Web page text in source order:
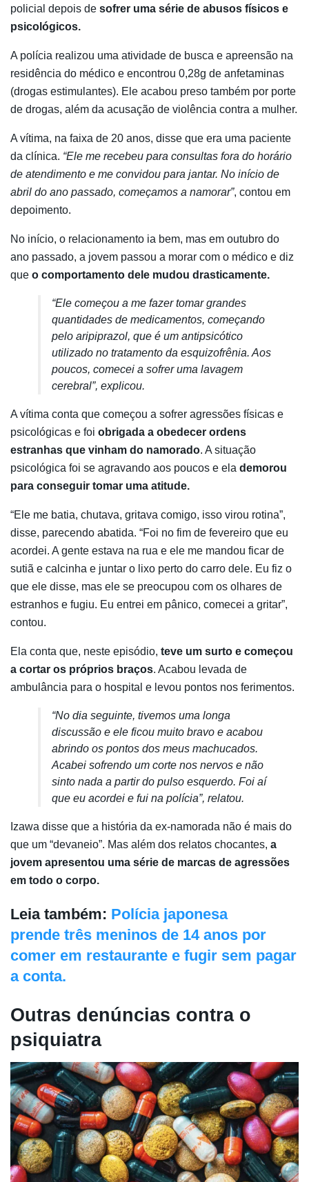
policial depois de sofrer uma série de abusos físicos e
psicológicos.
A polícia realizou uma atividade de busca e apreensão na
residência do médico e encontrou 0,28g de anfetaminas
(drogas estimulantes). Ele acabou preso também por porte
de drogas, além da acusação de violência contra a mulher.
A vítima, na faixa de 20 anos, disse que era uma paciente
da clínica. “Ele me recebeu para consultas fora do horário
de atendimento e me convidou para jantar. No início de
abril do ano passado, começamos a namorar”, contou em
depoimento.
No início, o relacionamento ia bem, mas em outubro do
ano passado, a jovem passou a morar com o médico e diz
que o comportamento dele mudou drasticamente.
“Ele começou a me fazer tomar grandes
quantidades de medicamentos, começando
pelo aripiprazol, que é um antipsicótico
utilizado no tratamento da esquizofrênia. Aos
poucos, comecei a sofrer uma lavagem
cerebral”, explicou.
A vítima conta que começou a sofrer agressões físicas e
psicológicas e foi obrigada a obedecer ordens
estranhas que vinham do namorado. A situação
psicológica foi se agravando aos poucos e ela demorou
para conseguir tomar uma atitude.
“Ele me batia, chutava, gritava comigo, isso virou rotina”,
disse, parecendo abatida. “Foi no fim de fevereiro que eu
acordei. A gente estava na rua e ele me mandou ficar de
sutiã e calcinha e juntar o lixo perto do carro dele. Eu fiz o
que ele disse, mas ele se preocupou com os olhares de
estranhos e fugiu. Eu entrei em pânico, comecei a gritar”,
contou.
Ela conta que, neste episódio, teve um surto e começou
a cortar os próprios braços. Acabou levada de
ambulância para o hospital e levou pontos nos ferimentos.
“No dia seguinte, tivemos uma longa
discussão e ele ficou muito bravo e acabou
abrindo os pontos dos meus machucados.
Acabei sofrendo um corte nos nervos e não
sinto nada a partir do pulso esquerdo. Foi aí
que eu acordei e fui na polícia”, relatou.
Izawa disse que a história da ex-namorada não é mais do
que um “devaneio”. Mas além dos relatos chocantes, a
jovem apresentou uma série de marcas de agressões
em todo o corpo.
Leia também: Polícia japonesa
prende três meninos de 14 anos por
comer em restaurante e fugir sem pagar
a conta.
Outras denúncias contra o
psiquiatra